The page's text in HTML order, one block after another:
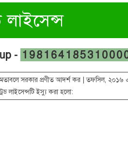
লাইসেন্স
-
সরকার প্রণীত আদর্শ কর | তফসিল, ২০১৬
লাইসেন্সটি ইস্যু করা হলো: